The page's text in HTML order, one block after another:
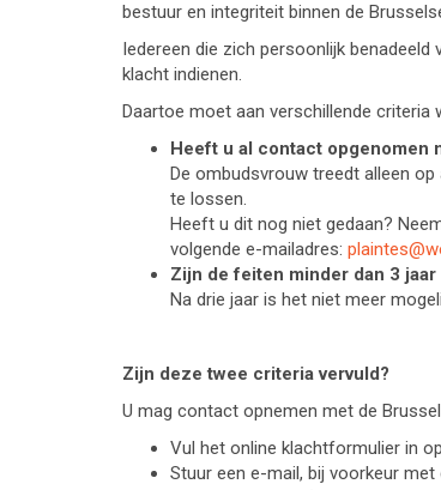
bestuur en integriteit binnen de
Iedereen die zich persoonlijk
klacht indienen.
Daartoe moet aan verschillende criteria
Heeft u al contact opgenomen
De ombudsvrouw treedt alleen
te lossen.
Heeft u dit nog niet gedaan?
volgende e-mailadres:
Zijn de feiten minder dan 3 jaar
Na drie jaar is het niet meer
Zijn deze twee criteria vervuld?
U mag contact opnemen met de
Vul het online klachtformulier in
Stuur een e-mail, bij voorkeur met